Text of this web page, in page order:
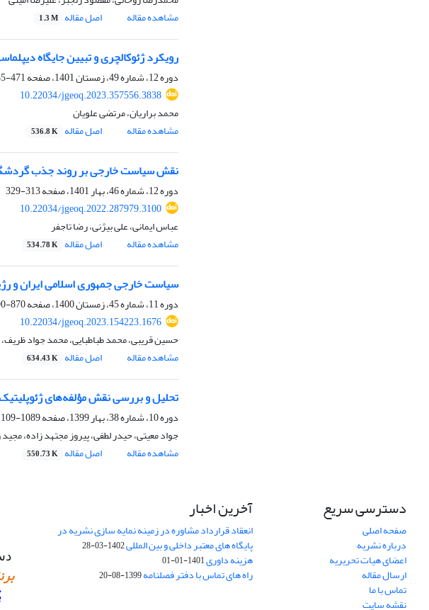
مشاهده مقاله
اصل مقاله 1.3 M
رویکرد ژئوکالچری و تبیین جایگاه
دوره 12، شماره 49، زمستان 1401، صفحه
471-485
10.22034/jgeoq.2023.357556.3838
محمد براریان، مرتضی علویان
مشاهده مقاله
اصل مقاله 536.8 K
نقش سیاست خارجی بر روند جذب گردشگر
دوره 12، شماره 46، بهار 1401، صفحه
313-329
10.22034/jgeoq.2022.287979.3100
عباس ایمانی، علی بیژنی، رضا تاجفر
مشاهده مقاله
اصل مقاله 534.78 K
سیاست خارجی جمهوری اسلامی ایران و رژیم
دوره 11، شماره 45، زمستان 1400، صفحه
870-890
10.22034/jgeoq.2023.154223.1676
حسین قریبی، محمد طباطبایی، محمد جواد
مشاهده مقاله
اصل مقاله 634.43 K
تحلیل و بررسی نقش مؤلفه‌های
دوره 10، شماره 38، بهار 1399، صفحه
1089-1109
جواد معیتی، حیدر لطفی، پیروز مجتهد زاده،
مشاهده مقاله
اصل مقاله 550.73 K
دسترسی سریع
صفحه اصلی
درباره نشریه
اعضای هیات تحریریه
ارسال مقاله
تماس با ما
نقشه سایت
آخرین اخبار
انعقاد قرارداد مشاوره در زمینه نمایه سازی نشریه در
پایگاه های معتبر داخلی و بین المللی1402-03-28
هزینه داوری1401-01-01
راه های تماس با دفتر فصلنامه1399-08-20